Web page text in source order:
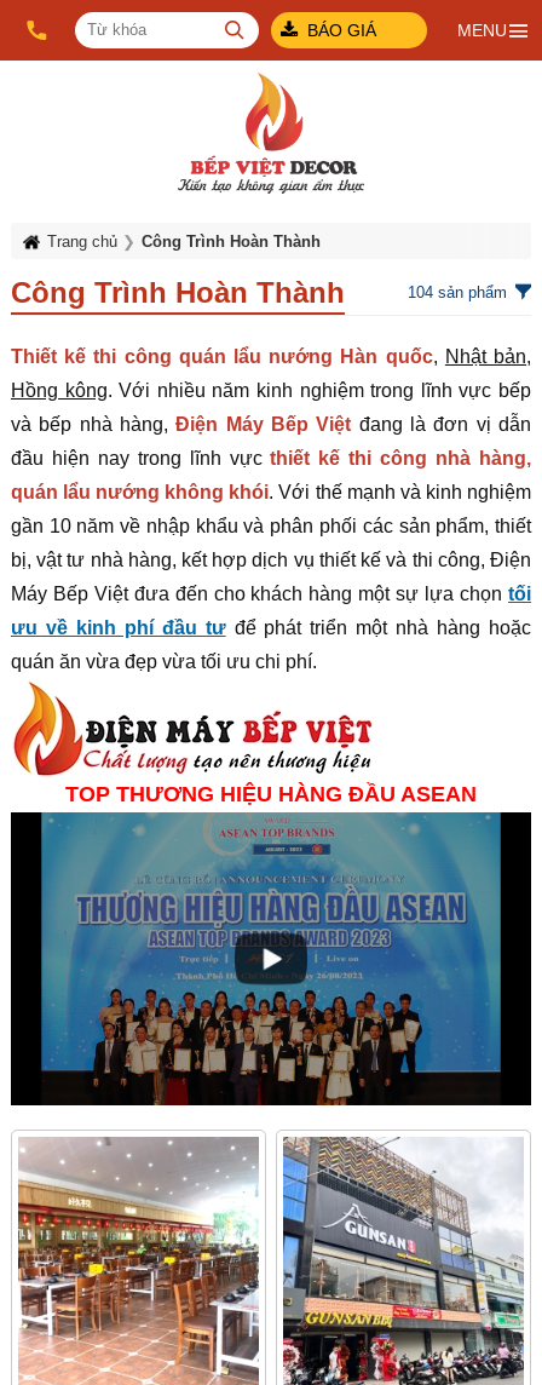
BÁO GIÁ MENU
Trang chủ Công Trình Hoàn Thành
Công Trình Hoàn Thành 104 sản phẩm
Thiết kế thi công quán lẩu nướng Hàn quốc, Nhật bản,
Hồng kông. Với nhiều năm kinh nghiệm trong lĩnh vực bếp
và bếp nhà hàng,Điện Máy Bếp Việt đang là đơn vị dẫn
đầu hiện nay trong lĩnh vựcthiết kế thi công nhà hàng,
quán lẩu nướng không khói. Với thế mạnh và kinh nghiệm
gần 10 năm về nhập khẩu và phân phối các sản phẩm, thiết
bị, vật tư nhà hàng, kết hợp dịch vụ thiết kế và thi công, Điện
Máy Bếp Việt đưa đến cho khách hàng một sự lựa chọn tối
ưu về kinh phí đầu tư để phát triển một nhà hàng hoặc
quán ăn vừa đẹp vừa tối ưu chi phí.
TOP THƯƠNG HIỆU HÀNG ĐẦU ASEAN